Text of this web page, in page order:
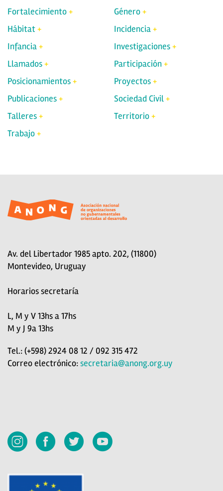
Fortalecimiento
Género
Hábitat
Incidencia
Infancia
Investigaciones
Llamados
Participación
Posicionamientos
Proyectos
Publicaciones
Sociedad Civil
Talleres
Territorio
Trabajo
Av. del Libertador 1985 apto. 202, (11800)
Montevideo, Uruguay
Horarios secretaría
L, M y V 13hs a 17hs
M y J 9a 13hs
Tel.: (+598) 2924 08 12 / 092 315 472
Correo electrónico:secretaria@anong.org.uy